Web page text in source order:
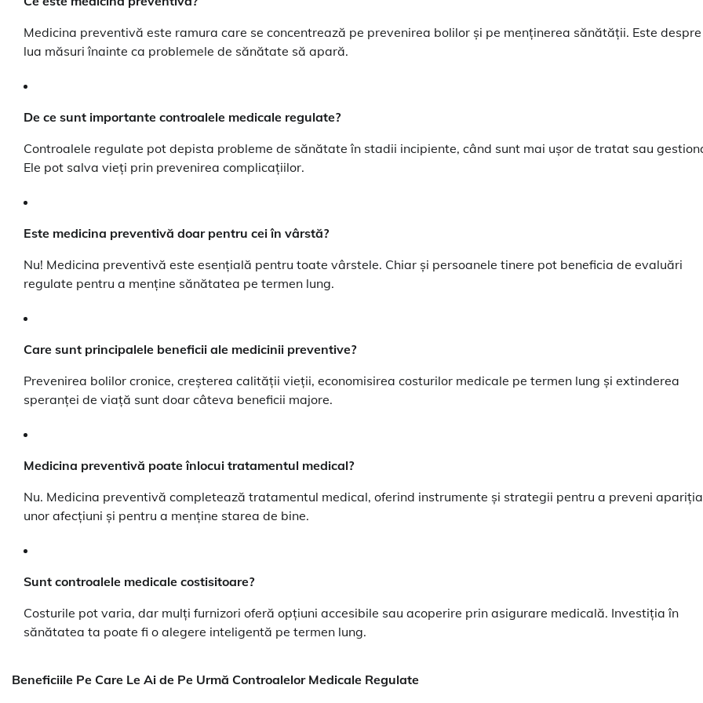
Medicina preventivă este ramura care se concentrează pe prevenirea bolilor și pe menținerea sănătății. Este
lua măsuri înainte ca problemele de sănătate să apară.
De ce sunt importante controalele medicale regulate?
Controalele regulate pot depista probleme de sănătate în stadii incipiente, când sunt mai ușor de tratat sau
Ele pot salva vieți prin prevenirea complicațiilor.
Este medicina preventivă doar pentru cei în vârstă?
Nu! Medicina preventivă este esențială pentru toate vârstele. Chiar și persoanele tinere pot beneficia de evaluări
regulate pentru a menține sănătatea pe termen lung.
Care sunt principalele beneficii ale medicinii preventive?
Prevenirea bolilor cronice, creșterea calității vieții, economisirea costurilor medicale pe termen lung și extinderea
speranței de viață sunt doar câteva beneficii majore.
Medicina preventivă poate înlocui tratamentul medical?
Nu. Medicina preventivă completează tratamentul medical, oferind instrumente și strategii pentru a preveni apariția
unor afecțiuni și pentru a menține starea de bine.
Sunt controalele medicale costisitoare?
Costurile pot varia, dar mulți furnizori oferă opțiuni accesibile sau acoperire prin asigurare medicală. Investiția în
sănătatea ta poate fi o alegere inteligentă pe termen lung.
Beneficiile Pe Care Le Ai de Pe Urmă Controalelor Medicale Regulate